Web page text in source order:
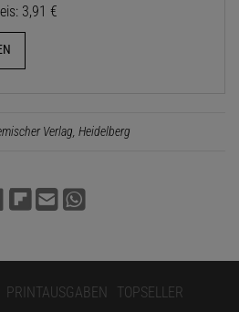
3,91 €
Verlag, Heidelberg
PRINTAUSGABEN TOPSELLER